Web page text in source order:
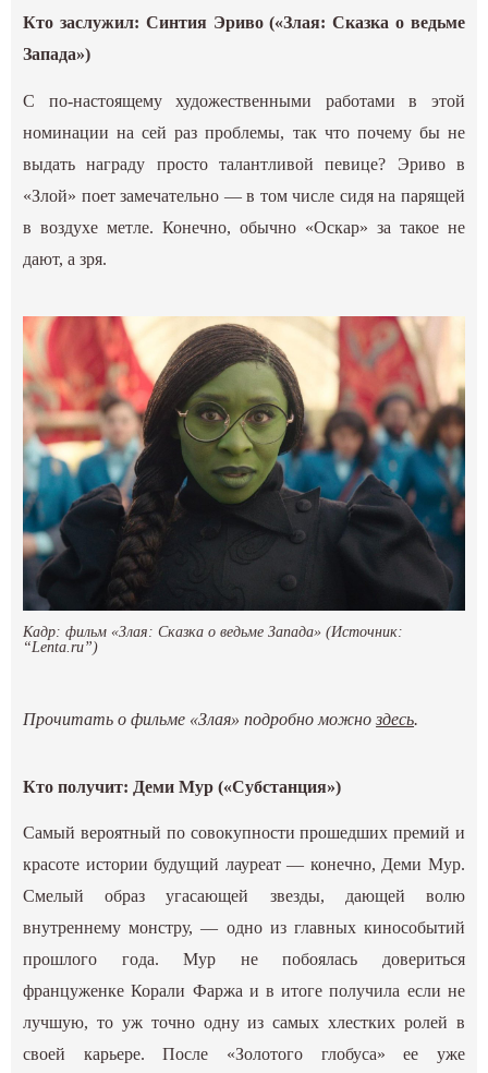
Кто заслужил: Синтия Эриво («Злая: Сказка о ведьме
Запада»)
С по-настоящему художественными работами в этой
номинации на сей раз проблемы, так что почему бы не
выдать награду просто талантливой певице? Эриво в
«Злой» поет замечательно — в том числе сидя на парящей
в воздухе метле. Конечно, обычно «Оскар» за такое не
дают, а зря.
Кадр: фильм «Злая: Сказка о ведьме Запада» (Источник:
“Lenta.ru”)
Прочитать о фильме «Злая» подробно можноздесь.
Кто получит: Деми Мур («Субстанция»)
Самый вероятный по совокупности прошедших премий и
красоте истории будущий лауреат — конечно, Деми Мур.
Смелый образ угасающей звезды, дающей волю
внутреннему монстру, — одно из главных кинособытий
прошлого года. Мур не побоялась довериться
француженке Корали Фаржа и в итоге получила если не
лучшую, то уж точно одну из самых хлестких ролей в
своей карьере. После «Золотого глобуса» ее уже